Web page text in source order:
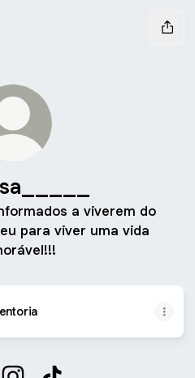
a viverem do
para viver uma vida